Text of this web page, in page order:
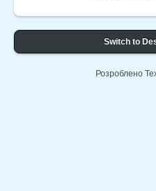
Switch to
Розроблено